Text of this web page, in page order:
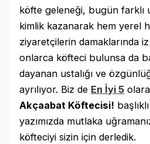
köfte geleneği, bugün farklı
kimlik kazanarak hem yerel
ziyaretçilerin damaklarında
onlarca köfteci bulunsa da
dayanan ustalığı ve
ayrılıyor. Biz de En İyi 5
Akçaabat Köftecisi!
yazımızda mutlaka
köfteciyi sizin için derledik.